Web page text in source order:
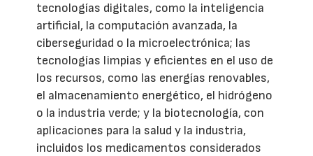
tecnologías digitales, como la inteligencia
artificial, la computación avanzada, la
ciberseguridad o la microelectrónica; las
tecnologías limpias y eficientes en el uso de
los recursos, como las energías renovables,
el almacenamiento energético, el hidrógeno
o la industria verde; y la biotecnología, con
aplicaciones para la salud y la industria,
incluidos los medicamentos considerados